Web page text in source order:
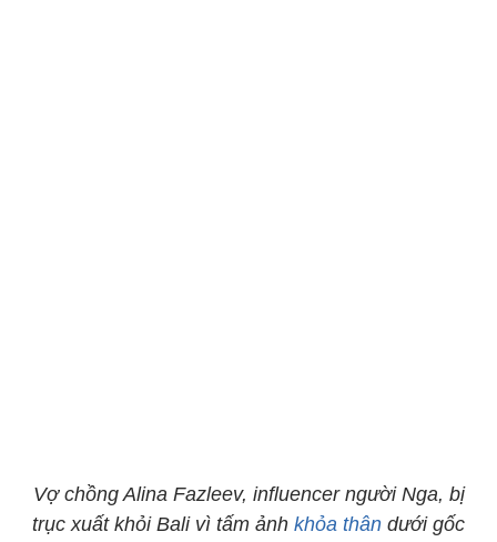
Vợ chồng Alina Fazleev, influencer người Nga, bị
trục xuất khỏi Bali vì tấm ảnh khỏa thân dưới gốc